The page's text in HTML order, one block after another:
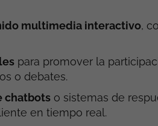
multimedia interactivo,
para promover la
o debates.
chatbotso sistemas de
en tiempo real.